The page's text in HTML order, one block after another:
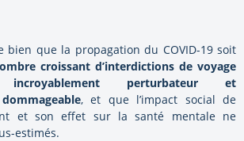
bien que la propagation du COVID-19 soit
croissant d’interdictions de voyage
perturbateur et
, et que l’impact social de
et son effet sur la santé mentale ne
estimés.